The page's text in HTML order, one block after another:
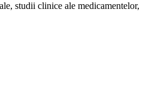
studii clinice ale medicamentelor,